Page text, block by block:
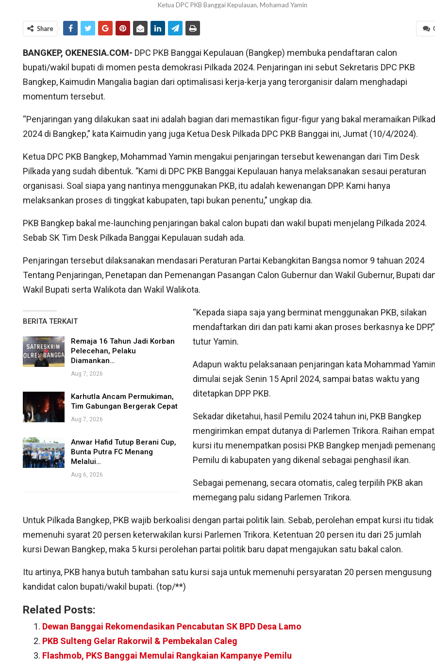
Ketua DPC PKB Banggai Kepulauan, Mohamad Yamin
Share
BANGKEP, OKENESIA.COM- DPC PKB Banggai Kepulauan (Bangkep) membuka pendaftaran calon
bupati/wakil bupati di momen pesta demokrasi Pilkada 2024. Penjaringan ini sebut Sekretaris DPC PKB
Bangkep, Kaimudin Mangalia bagian dari optimalisasi kerja-kerja yang terorganisir dalam menghadapi
momentum tersebut.
“Penjaringan yang dilakukan saat ini adalah bagian dari memastikan figur-figur yang bakal meramaikan
2024 di Bangkep,” kata Kaimudin yang juga Ketua Desk Pilkada DPC PKB Banggai ini, Jumat (10/4/2024).
Ketua DPC PKB Bangkep, Mohammad Yamin mengakui penjaringan tersebut kewenangan dari Tim Desk
Pilkada yang sudah dibentuk. ‘’Kami di DPC PKB Banggai Kepulauan hanya melaksanakan sesaui peraturan
organisasi. Soal siapa yang nantinya menggunakan PKB, itu adalah kewenangan DPP. Kami hanya
melaksankan proses di tinggkat kabupaten, tapi bukan penentu,” ungkap dia.
PKB Bangkep bakal me-launching penjaringan bakal calon bupati dan wakil bupati menjelang Pilkada 2024.
Sebab SK Tim Desk Pilkada Banggai Kepulauan sudah ada.
Penjaringan tersebut dilaksanakan mendasari Peraturan Partai Kebangkitan Bangsa nomor 9 tahuan 2024
Tentang Penjaringan, Penetapan dan Pemenangan Pasangan Calon Gubernur dan Wakil Gubernur, Bupati
Wakil Bupati serta Walikota dan Wakil Walikota.
BERITA TERKAIT
Remaja 16 Tahun Jadi Korban
Pelecehan, Pelaku
Diamankan…
Aug 7, 2026
Karhutla Ancam Permukiman,
Tim Gabungan Bergerak Cepat
Aug 7, 2026
Anwar Hafid Tutup Berani Cup,
Bunta Putra FC Menang
Melalui…
Aug 6, 2026
“Kepada siapa saja yang berminat menggunakan PKB, silakan
mendaftarkan diri dan pati kami akan proses berkasnya ke DPP,”
tutur Yamin.
Adapun waktu pelaksanaan penjaringan kata Mohammad
dimulai sejak Senin 15 April 2024, sampai batas waktu yang
ditetapkan DPP PKB.
Sekadar diketahui, hasil Pemilu 2024 tahun ini, PKB Bangkep
mengirimkan empat dutanya di Parlemen Trikora. Raihan empat
kursi itu menempatkan posisi PKB Bangkep menjadi
Pemilu di kabupaten yang dikenal sebagai penghasil ikan.
Sebagai pemenang, secara otomatis, caleg terpilih PKB akan
memegang palu sidang Parlemen Trikora.
Untuk Pilkada Bangkep, PKB wajib berkoalisi dengan partai politik lain. Sebab, perolehan empat kursi itu tidak
memenuhi syarat 20 persen keterwakilan kursi Parlemen Trikora. Ketentuan 20 persen itu dari 25 jumlah
kursi Dewan Bangkep, maka 5 kursi perolehan partai politik baru dapat mengajukan satu bakal calon.
Itu artinya, PKB hanya butuh tambahan satu kursi saja untuk memenuhi persyaratan 20 persen mengusung
kandidat calon bupati/wakil bupati. (top/**)
Related Posts:
Dewan Banggai Rekomendasikan Pencabutan SK BPD Desa Lamo
PKB Sulteng Gelar Rakorwil & Pembekalan Caleg
Flashmob, PKS Banggai Memulai Rangkaian Kampanye Pemilu